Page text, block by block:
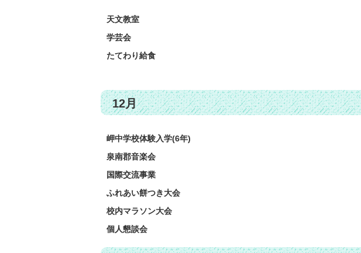
天文教室
学芸会
たてわり給食
12月
岬中学校体験入学(6年)
泉南郡音楽会
国際交流事業
ふれあい餅つき大会
校内マラソン大会
個人懇談会